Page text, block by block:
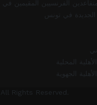
الفرنسيين المقيمين في
الجديدة في تونس
المحلية
الجهوية
Rights Reserved.